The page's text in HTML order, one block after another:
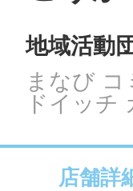
地域活動
まなび
ドイッチ
店舗詳